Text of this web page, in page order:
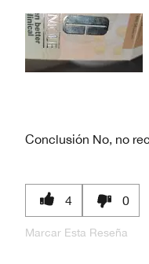
Conclusión No, no
4 0
Marcar Esta Reseña